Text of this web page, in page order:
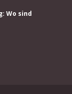
Wo sind